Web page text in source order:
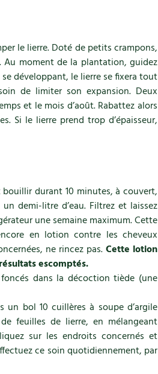
le lierre. Doté de petits crampons,
Au moment de la plantation, guidez
développant, le lierre se fixera tout
de limiter son expansion. Deux
et le mois d’août. Rabattez alors
Si le lierre prend trop d’épaisseur,
durant 10 minutes, à couvert,
demi-litre d’eau. Filtrez et laissez
une semaine maximum. Cette
en lotion contre les cheveux
ne rincez pas.Cette lotion
escomptés.
dans la décoction tiède (une
bol 10 cuillères à soupe d’argile
feuilles de lierre, en mélangeant
sur les endroits concernés et
ce soin quotidiennement, par